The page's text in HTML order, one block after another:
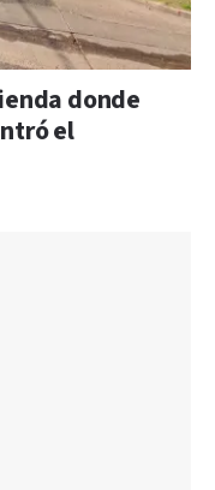
donde
el